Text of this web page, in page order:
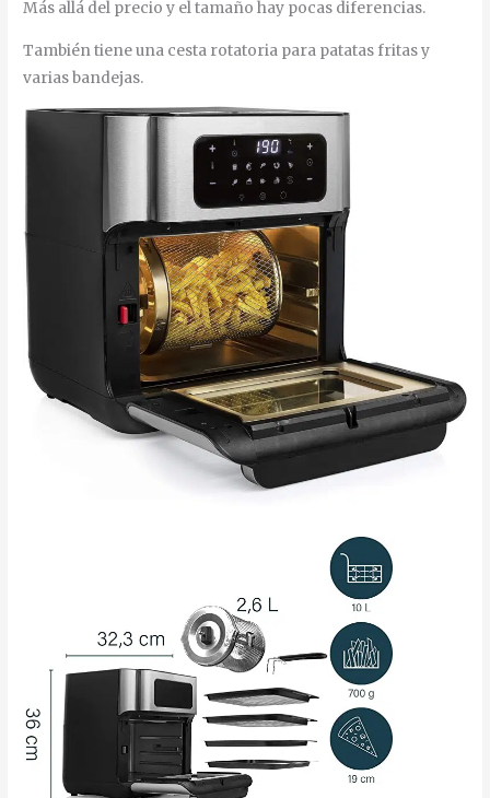
Más allá del precio y el tamaño hay pocas diferencias.
También tiene una cesta rotatoria para patatas fritas y
varias bandejas.